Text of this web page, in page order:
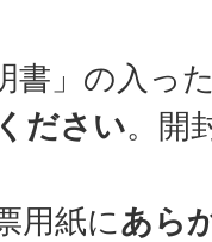
書」の入っ
ださい。開
用紙にあら